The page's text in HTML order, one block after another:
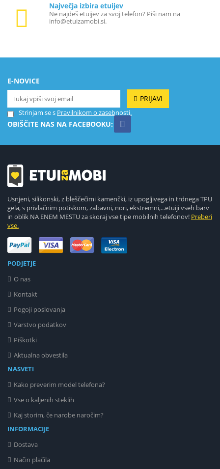
Največja izbira etuijev
Ne najdeš etuijev za svoj telefon? Piši nam na
info@etuizamobi.si.
E-NOVICE
PRIJAVI
Strinjam se s Pravilnikom o zasebnosti.
OBIŠČITE NAS NA FACEBOOKU:
Usnjeni, silikonski, z bleščečimi kamenčki, iz upogljivega in trdnega TPU
gela, s privlačnim potiskom, zabavni, nori, ekstremni,...etuiji vseh barv
in oblik NA ENEM MESTU za skoraj vse tipe mobilnih telefonov! Preberi
vse.
PODJETJE
O nas
Kontakt
Pogoji poslovanja
Varstvo podatkov
Piškotki
Aktualna obvestila
NASVETI
Kako preverim model telefona?
Vse o kaljenih steklih
Kaj storim, če narobe naročim?
INFORMACIJE
Dostava
Način plačila